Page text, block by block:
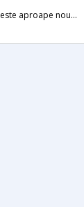
este aproape nou il vand pentru ca eu plec din nou